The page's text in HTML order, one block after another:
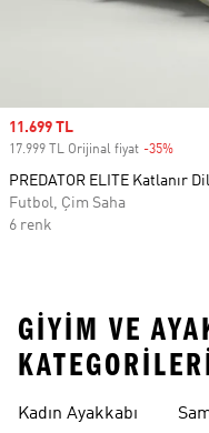
Sale price
11.699 TL
17.999 TL Orijinal fiyat -35%
PREDATOR ELITE Katlanır
Futbol, Çim Saha
6 renk
GIYIM VE
Kadın Ayakkabı